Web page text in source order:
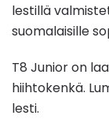
lestillä
suomalaisille
T8 Junior on
hiihtokenkä.
lesti.